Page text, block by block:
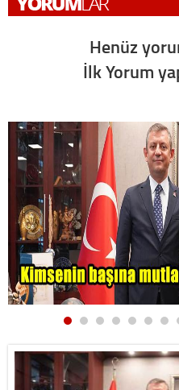
Henüz
İlk Yorum